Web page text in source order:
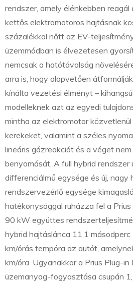
rendszer, amely élénkebben reagál
kettős elektromotoros hajtásnak
százalékkal nőtt az EV-
üzemmódban is élvezetesen
nemcsak a hatótávolság
arra is, hogy alapvetően
kínálta vezetési élményt –
modelleknek azt az egyedi
mintha az elektromotor
kerekeket, valamint a széles
lineáris gázreakciót és a véget
benyomását. A full hybrid rendszer
differenciálmű egysége és új, nagy
rendszervezérlő egysége
hatékonysággal ruházza fel a
90 kW együttes
hybrid hajtáslánca 11,1
km/órás tempóra az autót,
km/óra. Ugyanakkor a Prius Plug-in
üzemanyag-fogyasztása csupán